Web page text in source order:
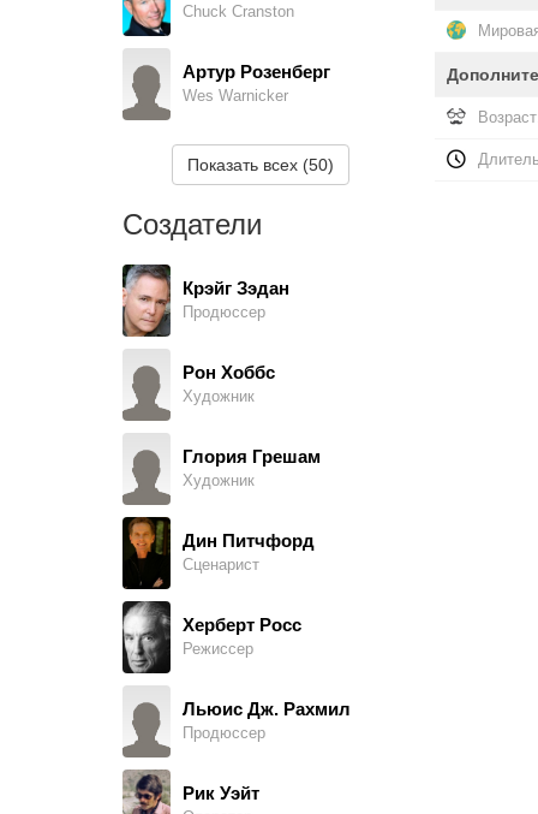
Chuck Cranston
Артур Розенберг
Wes Warnicker
Линда МакЭвен
Ким Дженсен
Michael Telmont
Кен Кемп
Расс МакДжинн
Дэвид Валенза
Меган Бродхэд
Мими Бродхэд
Показать всех (50)
Создатели
Крэйг Зэдан
Продюссер
Рон Хоббс
Художник
Глория Грешам
Художник
Дин Питчфорд
Сценарист
Херберт Росс
Режиссер
Льюис Дж. Рахмил
Продюссер
Рик Уэйт